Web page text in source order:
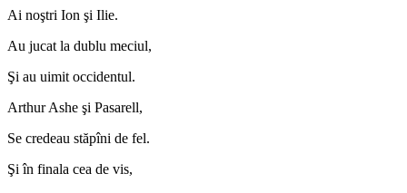
Ai noştri Ion şi Ilie.
Au jucat la dublu meciul,
Şi au uimit occidentul.
Arthur Ashe şi Pasarell,
Se credeau stăpîni de fel.
Şi în finala cea de vis,